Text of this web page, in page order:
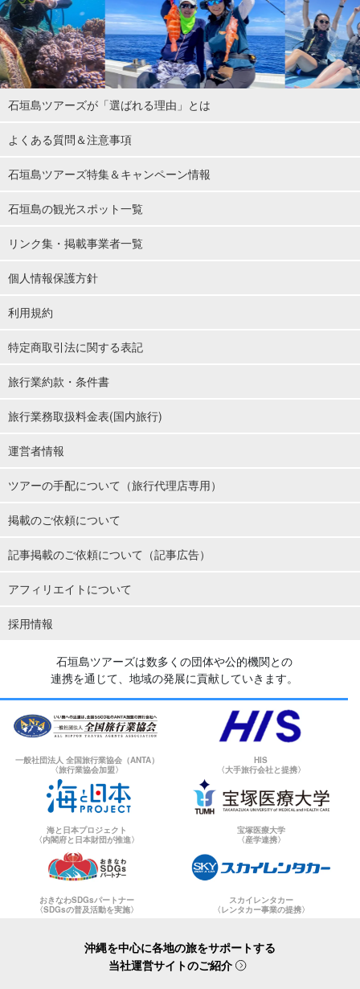
石垣島ツアーズが「選ばれる理由」とは
よくある質問＆注意事項
石垣島ツアーズ特集＆キャンペーン情報
石垣島の観光スポット一覧
リンク集・掲載事業者一覧
個人情報保護方針
利用規約
特定商取引法に関する表記
旅行業約款・条件書
旅行業務取扱料金表(国内旅行)
運営者情報
ツアーの手配について（旅行代理店専用）
掲載のご依頼について
記事掲載のご依頼について（記事広告）
アフィリエイトについて
採用情報
石垣島ツアーズは数多くの団体や公的機関との
連携を通じて、地域の発展に貢献していきます。
一般社団法人 全国旅行業協会（ANTA）
〈旅行業協会加盟〉
HIS
〈大手旅行会社と提携〉
海と日本プロジェクト
〈内閣府と日本財団が推進〉
宝塚医療大学
〈産学連携〉
おきなわSDGsパートナー
〈SDGsの普及活動を実施〉
スカイレンタカー
〈レンタカー事業の提携〉
沖縄を中心に各地の旅をサポートする
当社運営サイトのご紹介